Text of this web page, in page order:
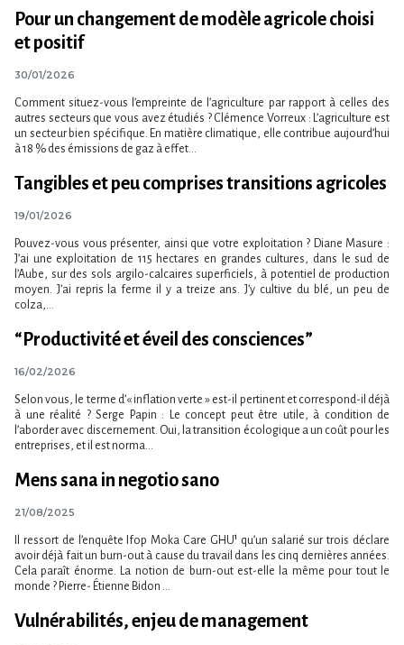
Pour un changement de modèle agricole choisi
et positif
30/01/2026
Comment situez-vous l’empreinte de l’agriculture par rapport à celles des
autres secteurs que vous avez étudiés ? Clémence Vorreux : L’agriculture est
un secteur bien spécifique. En matière climatique, elle contribue aujourd’hui
à 18 % des émissions de gaz à effet...
Tangibles et peu comprises transitions agricoles
19/01/2026
Pouvez-vous vous présenter, ainsi que votre exploitation ? Diane Masure :
J’ai une exploitation de 115 hectares en grandes cultures, dans le sud de
l’Aube, sur des sols argilo-calcaires superficiels, à potentiel de production
moyen. J’ai repris la ferme il y a treize ans. J’y cultive du blé, un peu de
colza,...
“Productivité et éveil des consciences”
16/02/2026
Selon vous, le terme d’« inflation verte » est-il pertinent et correspond-il déjà
à une réalité ? Serge Papin : Le concept peut être utile, à condition de
l’aborder avec discernement. Oui, la transition écologique a un coût pour les
entreprises, et il est norma...
Mens sana in negotio sano
21/08/2025
Il ressort de l’enquête Ifop Moka Care GHU¹ qu’un salarié sur trois déclare
avoir déjà fait un burn-out à cause du travail dans les cinq dernières années.
Cela paraît énorme. La notion de burn-out est-elle la même pour tout le
monde ? Pierre- Étienne Bidon ...
Vulnérabilités, enjeu de management